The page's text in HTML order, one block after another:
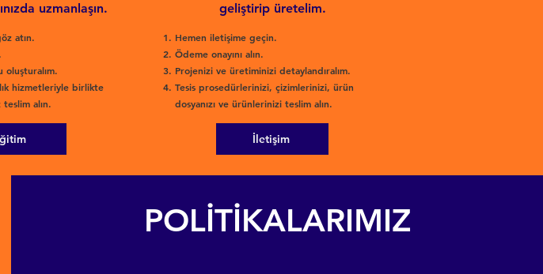
uzmanlaşın.
atın.
oluşturalım.
hizmetleriyle birlikte
teslim alın.
Hemen iletişime geçin.
Ödeme onayını alın.
Projenizi ve üretiminizi detaylandıralım.
Tesis prosedürlerinizi, çizimlerinizi, ürün
dosyanızı ve ürünlerinizi teslim alın.
geliştirip üretelim.
İletişim
POLİTİKALARIMIZ